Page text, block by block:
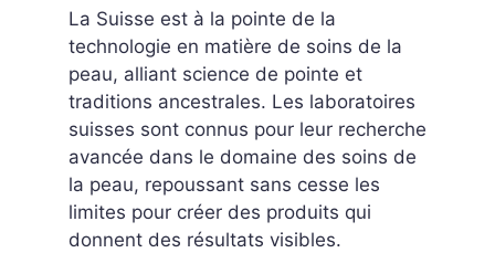
La Suisse est à la pointe de la
technologie en matière de soins de la
peau, alliant science de pointe et
traditions ancestrales. Les laboratoires
suisses sont connus pour leur recherche
avancée dans le domaine des soins de
la peau, repoussant sans cesse les
limites pour créer des produits qui
donnent des résultats visibles.